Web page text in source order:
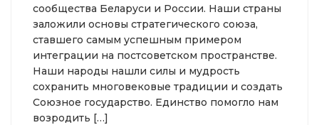
сообщества Беларуси и России. Наши страны
заложили основы стратегического союза,
ставшего самым успешным примером
интеграции на постсоветском пространстве.
Наши народы нашли силы и мудрость
сохранить многовековые традиции и создать
Союзное государство. Единство помогло нам
возродить […]